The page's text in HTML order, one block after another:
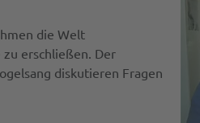
die Welt
erschließen. Der
diskutieren Fragen